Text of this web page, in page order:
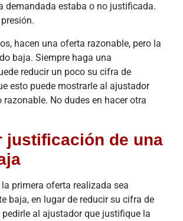
demandada estaba o no justificada.
hacen una oferta razonable, pero la
baja. Siempre haga una
reducir un poco su cifra de
esto puede mostrarle al ajustador
razonable. No dudes en hacer otra
justificación de una
la primera oferta realizada sea
baja, en lugar de reducir su cifra de
pedirle al ajustador que justifique la